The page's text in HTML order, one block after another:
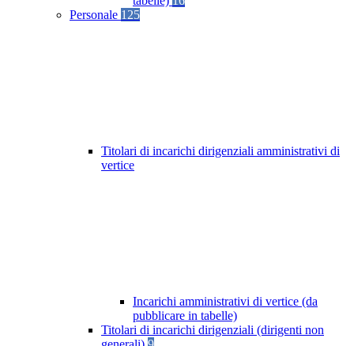
Personale 125
Titolari di incarichi dirigenziali amministrativi di
vertice
Incarichi amministrativi di vertice (da
pubblicare in tabelle)
Titolari di incarichi dirigenziali (dirigenti non